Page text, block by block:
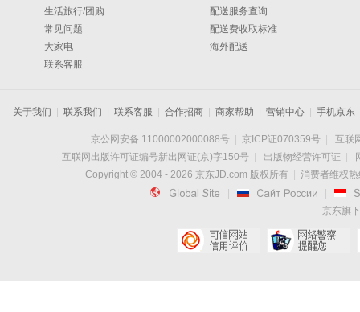
生活旅行/团购
常见问题
大家电
联系客服
配送服务查询
配送费收取标准
海外配送
关于我们 联系我们 联系客服 合作招商 商家帮助 营销中心 手机京东
京公网安备 11000002000088号 京ICP证070359号
互联
互联网出版许可证编号新出网证(京)字150号
出版物经营许可证
Copyright © 2004 - 2026 京东JD.com 版权所有 消费者维权
 
京东旗